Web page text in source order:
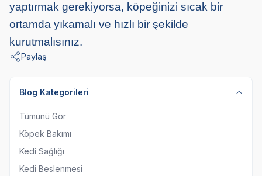
yaptırmak gerekiyorsa, köpeğinizi sıcak bir
ortamda yıkamalı ve hızlı bir şekilde
kurutmalısınız.
Paylaş
Blog Kategorileri
Tümünü Gör
Köpek Bakımı
Kedi Sağlığı
Kedi Beslenmesi